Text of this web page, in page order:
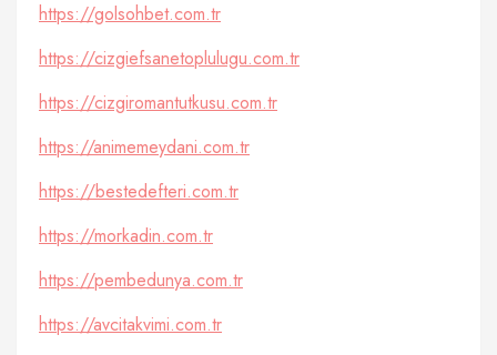
https://golsohbet.com.tr
https://cizgiefsanetoplulugu.com.tr
https://cizgiromantutkusu.com.tr
https://animemeydani.com.tr
https://bestedefteri.com.tr
https://morkadin.com.tr
https://pembedunya.com.tr
https://avcitakvimi.com.tr